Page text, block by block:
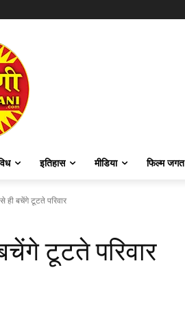
इतिहास मीडिया फिल्म जगत
ही बचेंगे टूटते परिवार
टूटते परिवार